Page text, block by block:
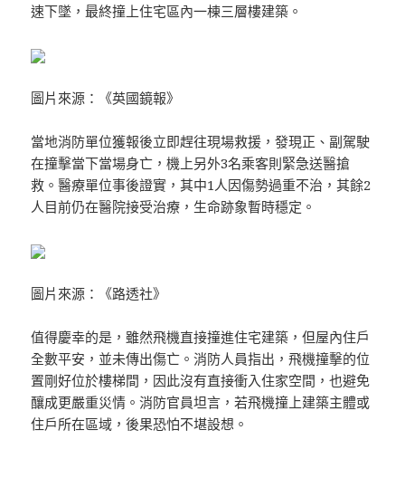
速下墜，最終撞上住宅區內一棟三層樓建築。
圖片來源：《英國鏡報》
當地消防單位獲報後立即趕往現場救援，發現正、副駕駛
在撞擊當下當場身亡，機上另外3名乘客則緊急送醫搶
救。醫療單位事後證實，其中1人因傷勢過重不治，其餘2
人目前仍在醫院接受治療，生命跡象暫時穩定。
圖片來源：《路透社》
值得慶幸的是，雖然飛機直接撞進住宅建築，但屋內住戶
全數平安，並未傳出傷亡。消防人員指出，飛機撞擊的位
置剛好位於樓梯間，因此沒有直接衝入住家空間，也避免
釀成更嚴重災情。消防官員坦言，若飛機撞上建築主體或
住戶所在區域，後果恐怕不堪設想。